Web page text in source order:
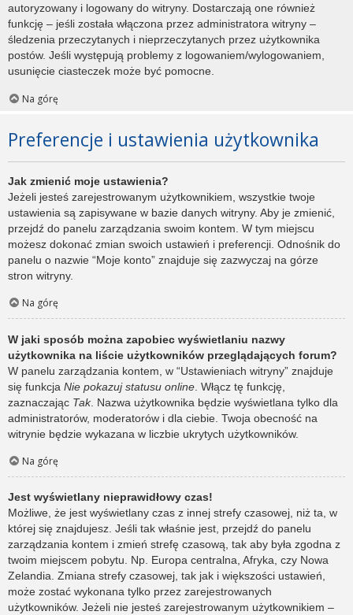
autoryzowany i logowany do witryny. Dostarczają one również
funkcję – jeśli została włączona przez administratora witryny –
śledzenia przeczytanych i nieprzeczytanych przez użytkownika
postów. Jeśli występują problemy z logowaniem/wylogowaniem,
usunięcie ciasteczek może być pomocne.
Na górę
Preferencje i ustawienia użytkownika
Jak zmienić moje ustawienia?
Jeżeli jesteś zarejestrowanym użytkownikiem, wszystkie twoje
ustawienia są zapisywane w bazie danych witryny. Aby je zmienić,
przejdź do panelu zarządzania swoim kontem. W tym miejscu
możesz dokonać zmian swoich ustawień i preferencji. Odnośnik do
panelu o nazwie “Moje konto” znajduje się zazwyczaj na górze
stron witryny.
Na górę
W jaki sposób można zapobiec wyświetlaniu nazwy
użytkownika na liście użytkowników przeglądających forum?
W panelu zarządzania kontem, w “Ustawieniach witryny” znajduje
się funkcja Nie pokazuj statusu online . Włącz tę funkcję,
zaznaczając Tak. Nazwa użytkownika będzie wyświetlana tylko dla
administratorów, moderatorów i dla ciebie. Twoja obecność na
witrynie będzie wykazana w liczbie ukrytych użytkowników.
Na górę
Jest wyświetlany nieprawidłowy czas!
Możliwe, że jest wyświetlany czas z innej strefy czasowej, niż ta, w
której się znajdujesz. Jeśli tak właśnie jest, przejdź do panelu
zarządzania kontem i zmień strefę czasową, tak aby była zgodna z
twoim miejscem pobytu. Np. Europa centralna, Afryka, czy Nowa
Zelandia. Zmiana strefy czasowej, tak jak i większości ustawień,
może zostać wykonana tylko przez zarejestrowanych
użytkowników. Jeżeli nie jesteś zarejestrowanym użytkownikiem –